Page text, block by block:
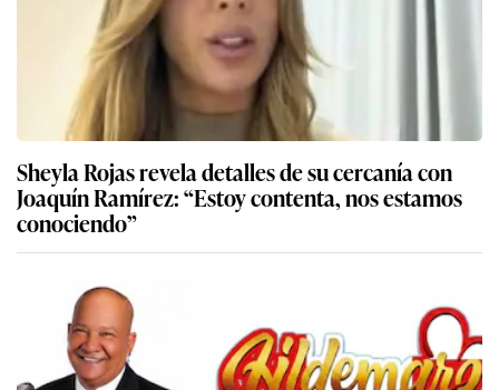
Sheyla Rojas revela detalles de su cercanía con
Joaquín Ramírez: “Estoy contenta, nos estamos
conociendo”